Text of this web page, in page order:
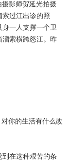
影师贺延光拍摄
索过江出诊的照
身一人支撑一个卫
溜索横跨怒江。昨
你的生活有什么改
在这种艰苦的条